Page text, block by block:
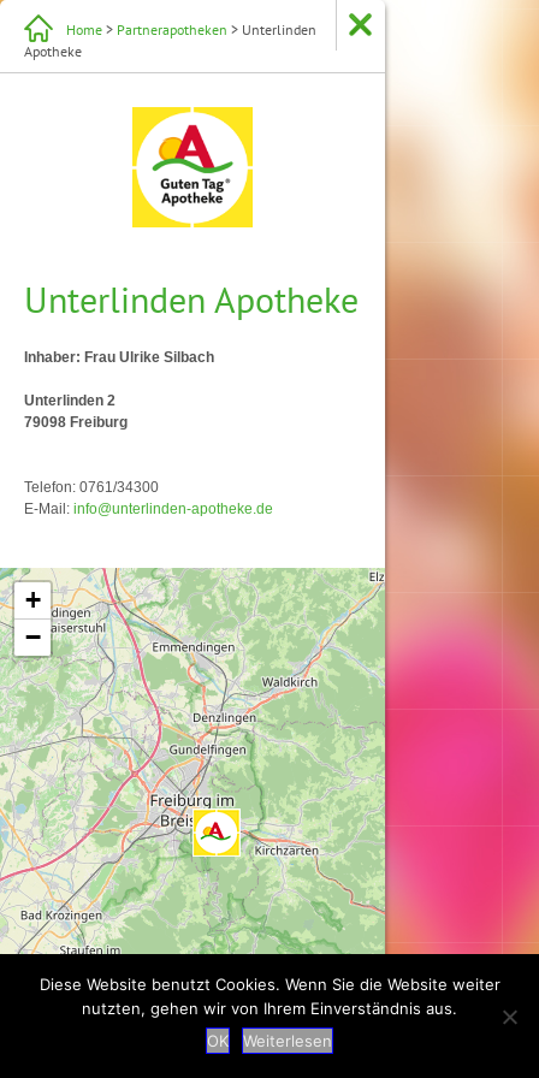
Home > Partnerapotheken > Unterlinden
Apotheke
Unterlinden Apotheke
Inhaber: Frau Ulrike Silbach
Unterlinden 2
79098 Freiburg
Telefon: 0761/34300
E-Mail: info@unterlinden-apotheke.de
Karte wird geladen...
+
−
| ©OpenStreetMapcontributors
Diese Website benutzt Cookies. Wenn Sie die Website weiter
nutzten, gehen wir von Ihrem Einverständnis aus.
OK
Weiterlesen